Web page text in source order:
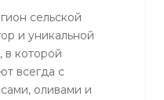
сельской
и уникальной
в которой
всегда с
оливами и